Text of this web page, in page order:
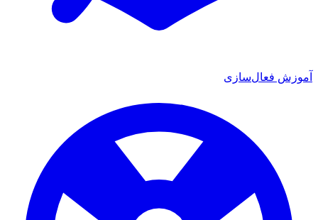
آموزش فعال‌سازی